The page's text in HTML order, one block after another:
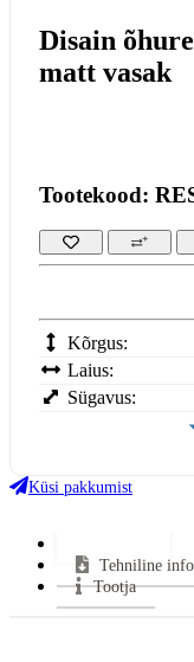
Disain
matt vasak
Tootekood:
Kõrgus:
Laius:
Sügavus:
Küsi pakkumist
Tehniline info
Tootja